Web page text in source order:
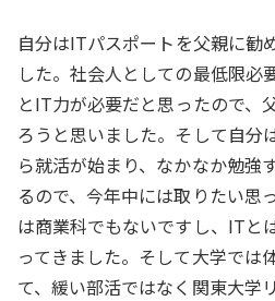
自分はITパスポートを父親に勧
した。社会人としての最低限必
とIT力が必要だと思ったので、
ろうと思いました。そして自分
ら就活が始まり、なかなか勉強
るので、今年中には取りたい思
は商業科でもないですし、ITと
ってきました。そして大学では
て、緩い部活ではなく関東大学